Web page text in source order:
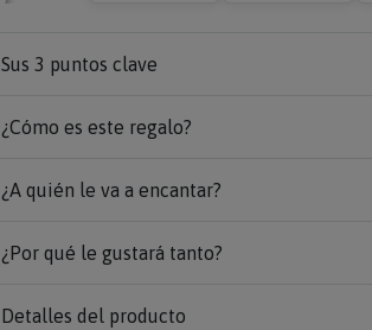
Sus 3 puntos clave
¿Cómo es este regalo?
¿A quién le va a encantar?
¿Por qué le gustará tanto?
Detalles del producto